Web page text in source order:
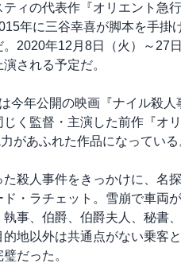
ィの代表作『オリエント急
年に三谷幸喜が脚本を手掛
2020年12月8日（火）～27
される予定だ。
今年公開の映画『ナイル殺
く監督・主演した前作『オ
があふれた作品になっている
殺人事件をきっかけに、名
・ラチェット。雪崩で車両
事、伯爵、伯爵夫人、秘書
地以外は共通点がない乗客
だった。